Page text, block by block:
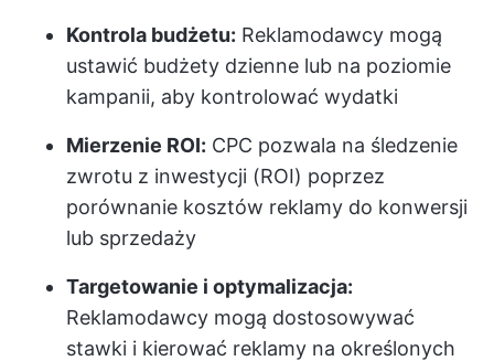
Kontrola budżetu: Reklamodawcy mogą
ustawić budżety dzienne lub na poziomie
kampanii, aby kontrolować wydatki
Mierzenie ROI: CPC pozwala na śledzenie
zwrotu z inwestycji (ROI) poprzez
porównanie kosztów reklamy do konwersji
lub sprzedaży
Targetowanie i optymalizacja:
Reklamodawcy mogą dostosowywać
stawki i kierować reklamy na określonych